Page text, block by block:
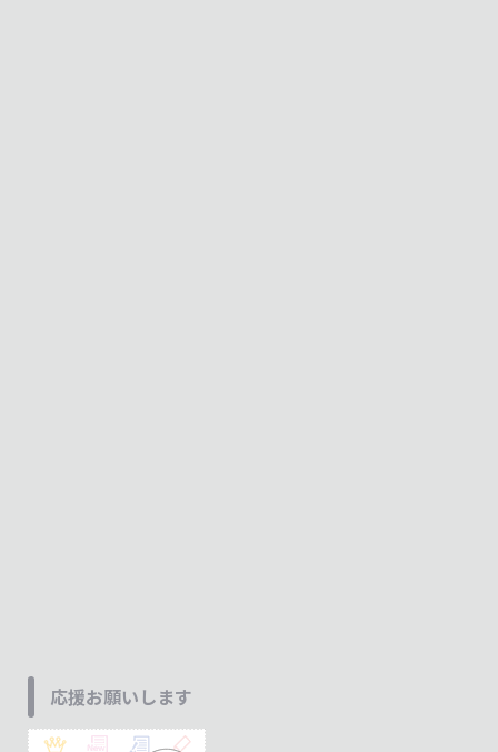
応援お願いします